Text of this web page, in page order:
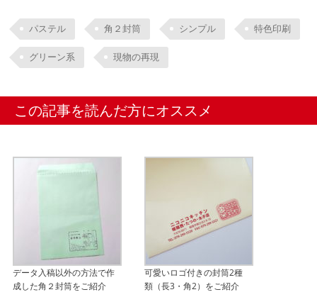
パステル 角２封筒 シンプル 特色印刷
グリーン系 現物の再現
この記事を読んだ方にオススメ
データ入稿以外の方法で作
成した角２封筒をご紹介
可愛いロゴ付きの封筒2種
類（長3・角2）をご紹介